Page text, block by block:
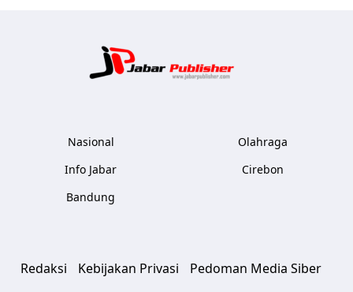
Nasional
Info Jabar
Bandung
Olahraga
Cirebon
Redaksi Kebijakan Privasi
Pedoman Media Siber